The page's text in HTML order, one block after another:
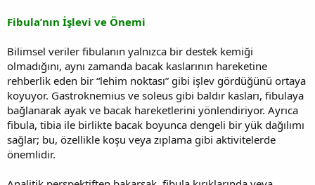
Fibula’nın İşlevi ve Önemi
Bilimsel veriler fibulanın yalnızca bir destek kemiği
olmadığını, aynı zamanda bacak kaslarının hareketine
rehberlik eden bir “lehim noktası” gibi işlev gördüğünü ortaya
koyuyor. Gastroknemius ve soleus gibi baldır kasları, fibulaya
bağlanarak ayak ve bacak hareketlerini yönlendiriyor. Ayrıca
fibula, tibia ile birlikte bacak boyunca dengeli bir yük dağılımı
sağlar; bu, özellikle koşu veya zıplama gibi aktivitelerde
önemlidir.